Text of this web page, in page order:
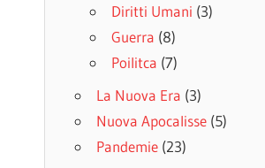
Diritti Umani (3)
Guerra (8)
Poilitca (7)
La Nuova Era (3)
Nuova Apocalisse(5)
Pandemie(23)